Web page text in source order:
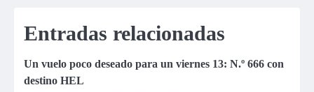
Entradas relacionadas
Un vuelo poco deseado para un viernes 13: N.º 666 con
destino HEL